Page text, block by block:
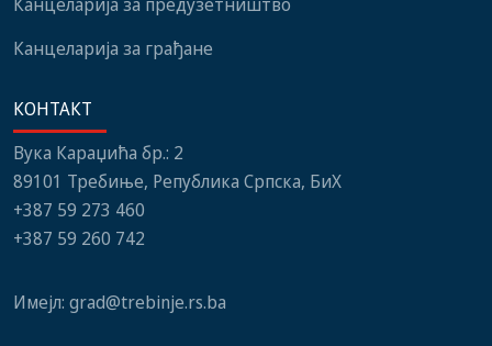
Канцеларија за грађане
КОНТАКТ
Вука Караџића бр.: 2
89101 Требиње, Република Српска, БиХ
+387 59 273 460
+387 59 260 742
Имејл: grad@trebinje.rs.ba